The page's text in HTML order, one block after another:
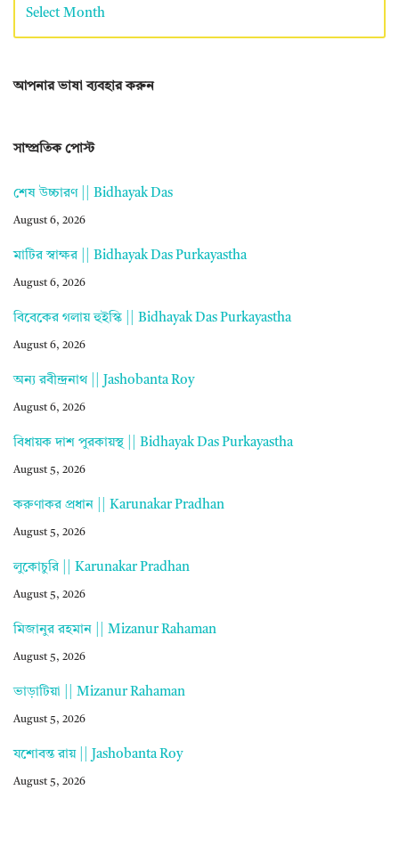
আপনার ভাষা ব্যবহার করুন
সাম্প্রতিক পোস্ট
শেষ উচ্চারণ || Bidhayak Das
August 6, 2026
মাটির স্বাক্ষর || Bidhayak Das Purkayastha
August 6, 2026
বিবেকের গলায় হুইস্কি || Bidhayak Das Purkayastha
August 6, 2026
অন্য রবীন্দ্রনাথ || Jashobanta Roy
August 6, 2026
বিধায়ক দাশ পুরকায়স্থ || Bidhayak Das Purkayastha
August 5, 2026
করুণাকর প্রধান || Karunakar Pradhan
August 5, 2026
লুকোচুরি || Karunakar Pradhan
August 5, 2026
মিজানুর রহমান || Mizanur Rahaman
August 5, 2026
ভাড়াটিয়া || Mizanur Rahaman
August 5, 2026
যশোবন্ত রায় || Jashobanta Roy
August 5, 2026